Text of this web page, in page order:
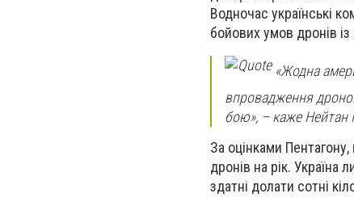
Водночас українські
бойових умов дронів
«Жодна
впровадження
бою», – каже Нейтан
За оцінками
дронів на рік. Україна
здатні долати сотні